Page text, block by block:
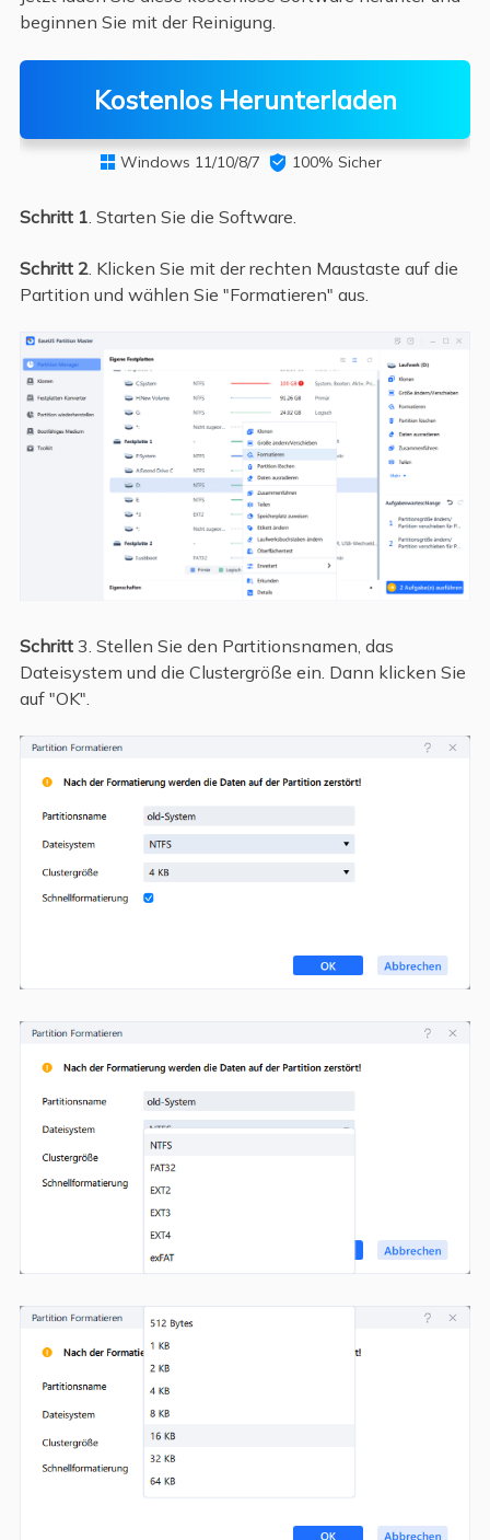
beginnen Sie mit der Reinigung.
Kostenlos Herunterladen
 Windows 11/10/8/7  100% Sicher
Schritt 1. Starten Sie die Software.
Schritt 2. Klicken Sie mit der rechten Maustaste auf die
Partition und wählen Sie "Formatieren" aus.
Schritt3. Stellen Sie den Partitionsnamen, das
Dateisystem und die Clustergröße ein. Dann klicken Sie
auf "OK".